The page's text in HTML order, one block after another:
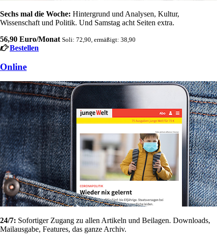
Sechs mal die Woche: Hintergrund und Analysen, Kultur,
Wissenschaft und Politik. Und Samstag acht Seiten extra.
56,90 Euro/Monat Soli: 72,90, ermäßigt: 38,90
Bestellen
Online
24/7: Sofortiger Zugang zu allen Artikeln und Beilagen. Downloads,
Mailausgabe, Features, das ganze Archiv.